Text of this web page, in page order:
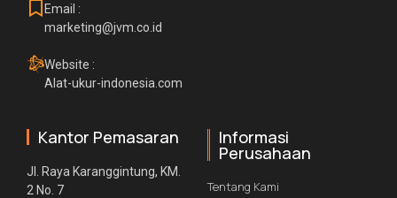
Email :
marketing@jvm.co.id
Website :
Alat-ukur-indonesia.com
Kantor Pemasaran
Jl. Raya Karanggintung, KM.
2 No. 7
Informasi
Perusahaan
Tentang Kami